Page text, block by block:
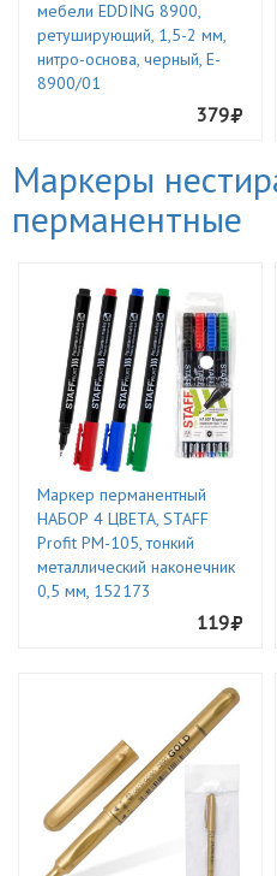
мебели EDDING 8900,
ретуширующий, 1,5-2 мм,
нитро-основа, черный, E-
8900/01
379
Маркеры
перманентные
Маркер перманентный
НАБОР 4 ЦВЕТА, STAFF
Profit PM-105, тонкий
металлический наконечник
0,5 мм, 152173
119